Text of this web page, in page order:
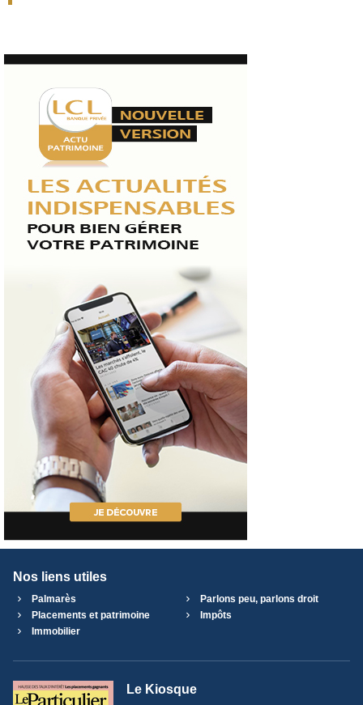
Nos liens utiles
Palmarès
Parlons peu, parlons droit
Placements et patrimoine
Impôts
Immobilier
Le Kiosque